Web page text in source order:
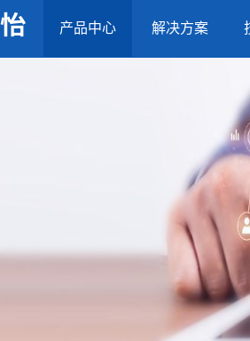
产品中心 解决方案